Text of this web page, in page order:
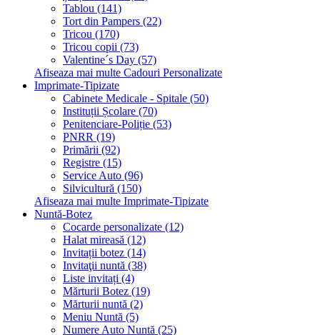
Tablou (141)
Tort din Pampers (22)
Tricou (170)
Tricou copii (73)
Valentine´s Day (57)
Afiseaza mai multe Cadouri Personalizate
Imprimate-Tipizate
Cabinete Medicale - Spitale (50)
Instituții Școlare (70)
Penitenciare-Poliție (53)
PNRR (19)
Primării (92)
Registre (15)
Service Auto (96)
Silvicultură (150)
Afiseaza mai multe Imprimate-Tipizate
Nuntă-Botez
Cocarde personalizate (12)
Halat mireasă (12)
Invitații botez (14)
Invitaţii nuntă (38)
Liste invitați (4)
Mărturii Botez (19)
Mărturii nuntă (2)
Meniu Nuntă (5)
Numere Auto Nuntă (25)